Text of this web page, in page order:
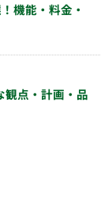
機能・料金・
観点・計画・品